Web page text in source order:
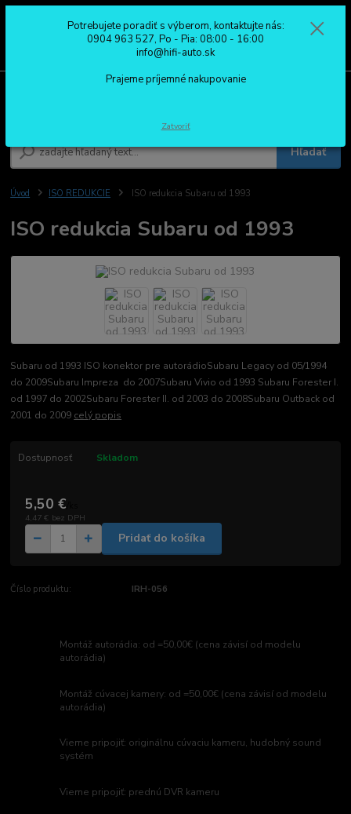
Hľadať
0904 963 527
Po - Pia: 08:00 - 16:00
Úvod ISO REDUKCIE ISO redukcia Subaru od 1993
ISO redukcia Subaru od 1993
Subaru od 1993 ISO konektor pre autorádioSubaru Legacy od 05/1994
do 2009Subaru Impreza do 2007Subaru Vivio od 1993 Subaru Forester I.
od 1997 do 2002Subaru Forester II. od 2003 do 2008Subaru Outback od
2001 do 2009 celý popis
Dostupnosť Skladom
5,50 €
4,47 € bez DPH
Pridať do košíka
Číslo produktu: IRH-056
Montáž autorádia: od =50,00€ (cena závisí od modelu
autorádia)
Montáž cúvacej kamery: od =50,00€ (cena závisí od modelu
autorádia)
Vieme pripojiť: originálnu cúvaciu kameru, hudobný sound
systém
Vieme pripojiť: prednú DVR kameru
Potrebujete poradiť s výberom, kontaktujte nás:
0904 963 527, Po - Pia: 08:00 - 16:00
info@hifi-auto.sk
Prajeme príjemné nakupovanie
Zatvoriť